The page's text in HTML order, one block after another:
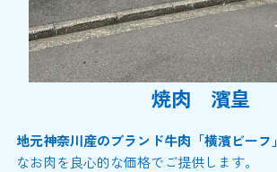
焼肉 濱皇
地元神奈川産のブランド牛肉「横濱ビーフ」
なお肉を良心的な価格でご提供します。